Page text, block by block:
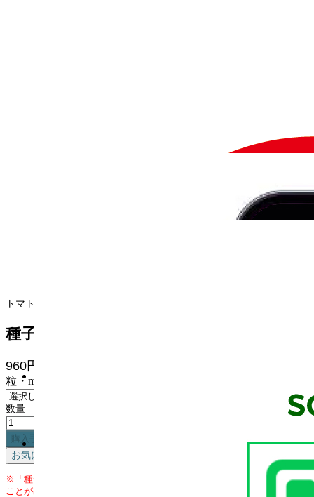
トマトの種, 野菜の種（トマト・スイートコーン）
種子／アマルフィの誘惑
960円
粒・ml
数量
購入手続きへ
お気に入りに追加
※「種子」カテゴリーの商品はその他のカテゴリーの商品と同時購入する
ことが出来ません。